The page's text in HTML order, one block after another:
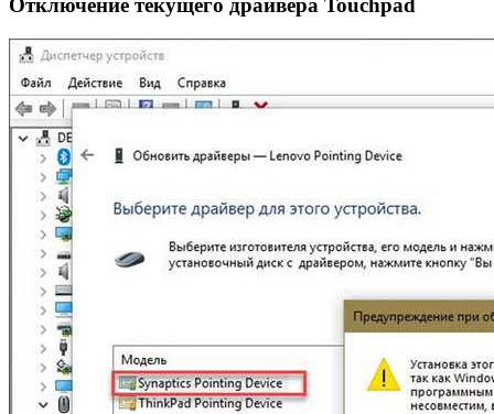
Отключение текущего драйвера Touchpad